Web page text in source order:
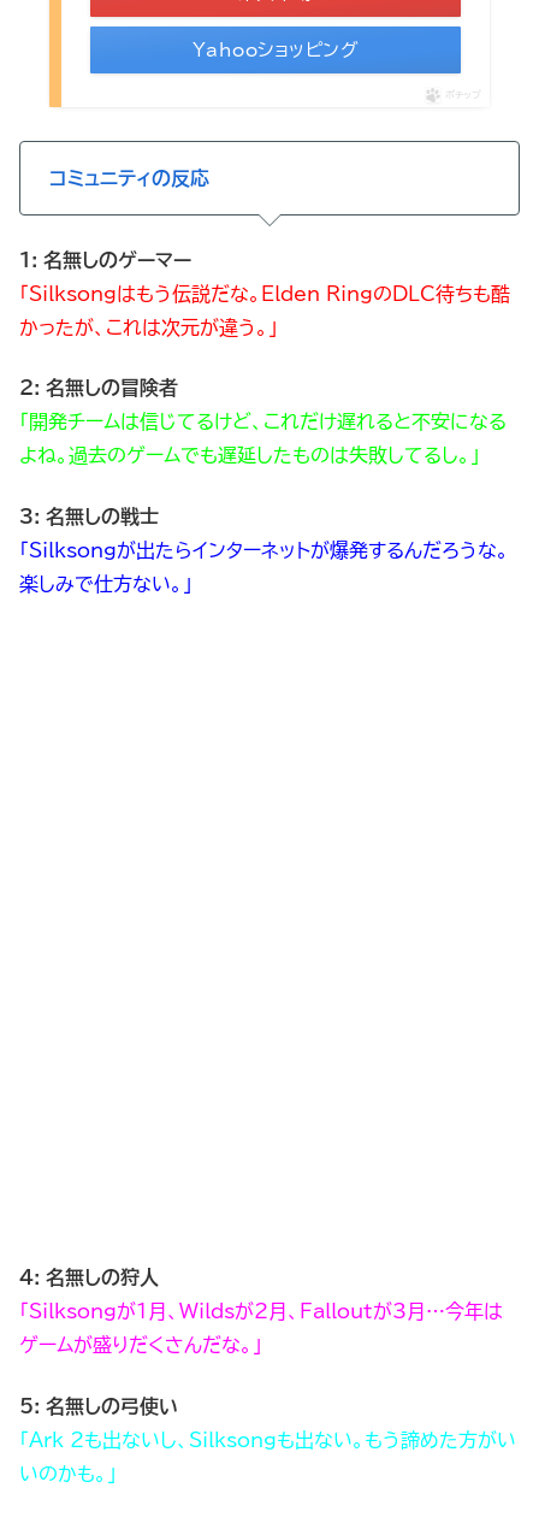
Yahooショッピング
ポチップ
コミュニティの反応
1: 名無しのゲーマー
「Silksongはもう伝説だな。Elden RingのDLC待ちも酷
かったが、これは次元が違う。」
2: 名無しの冒険者
「開発チームは信じてるけど、これだけ遅れると不安になる
よね。過去のゲームでも遅延したものは失敗してるし。」
3: 名無しの戦士
「Silksongが出たらインターネットが爆発するんだろうな。
楽しみで仕方ない。」
4: 名無しの狩人
「Silksongが1月、Wildsが2月、Falloutが3月…今年は
ゲームが盛りだくさんだな。」
5: 名無しの弓使い
「Ark 2も出ないし、Silksongも出ない。もう諦めた方がい
いのかも。」